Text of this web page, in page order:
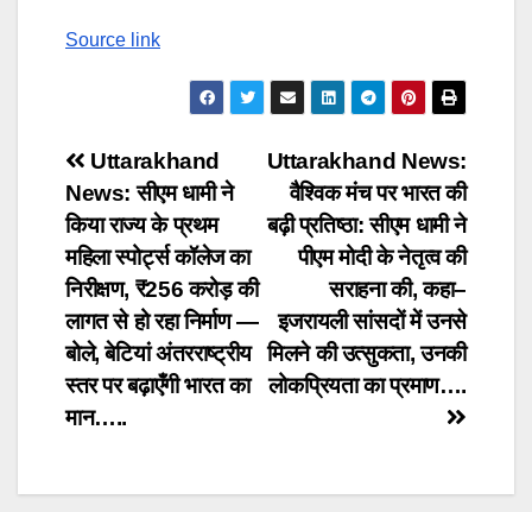
Source link
Post
navigation
Uttarakhand News:
वैश्विक मंच पर भारत की
बढ़ी प्रतिष्ठा: सीएम धामी ने
पीएम मोदी के नेतृत्व की
सराहना की, कहा–
इजरायली सांसदों में उनसे
मिलने की उत्सुकता, उनकी
लोकप्रियता का प्रमाण….
Uttarakhand
News: सीएम धामी ने
किया राज्य के प्रथम
महिला स्पोर्ट्स कॉलेज का
निरीक्षण, ₹256 करोड़ की
लागत से हो रहा निर्माण —
बोले, बेटियां अंतरराष्ट्रीय
स्तर पर बढ़ाएँगी भारत का
मान…..